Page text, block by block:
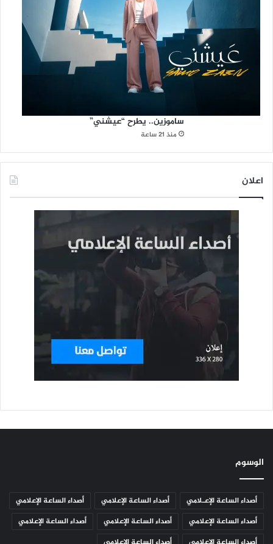
ساموزين.. يطرح “عيشني”
منذ 21 ساعة
اعلان
الوسوم
أصداء الساعة الإعـلامي أصداء الساعة الإعلامي
أصداء الساعة الإعلامي
أصداء الساعة الإعلامي
أصداء الساعة الإعلامي
أصداء الساعة الإعلامي